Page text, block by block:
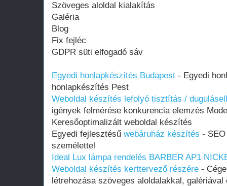
Szöveges aloldal kialakítás
Galéria
Blog
Fix fejléc
GDPR süti elfogadó sáv
Egyedi honlapkészítés Budapest - Egyedi
honlapkészítés Pest
Weboldal készítés lefolyó tisztítás /
igények felmérése konkurencia elemzés
Keresőoptimalizált weboldal készítés
Egyedi fejlesztésű webáruház készítés -
személettel
Ideal Lux lámpa rendelés BARBER AP1
Weboldal készítés kerttervező részére -
létrehozása szöveges aloldalakkal,